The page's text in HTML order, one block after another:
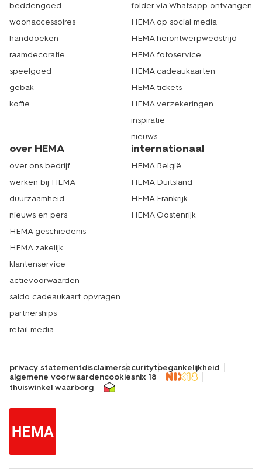
beddengoed
woonaccessoires
handdoeken
raamdecoratie
speelgoed
gebak
koffie
folder via Whatsapp ontvangen
HEMA op social media
HEMA herontwerpwedstrijd
HEMA fotoservice
HEMA cadeaukaarten
HEMA tickets
HEMA verzekeringen
inspiratie
nieuws
over HEMA
over ons bedrijf
werken bij HEMA
duurzaamheid
nieuws en pers
HEMA geschiedenis
HEMA zakelijk
klantenservice
actievoorwaarden
saldo cadeaukaart opvragen
partnerships
retail media
internationaal
HEMA België
HEMA Duitsland
HEMA Frankrijk
HEMA Oostenrijk
privacy statementdisclaimersecuritytoegankelijkheid
algemene voorwaardencookiesnix 18
thuiswinkel waarborg